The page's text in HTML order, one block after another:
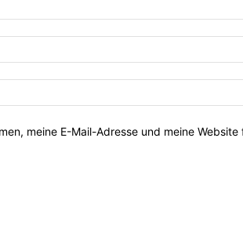
meine E-Mail-Adresse und meine